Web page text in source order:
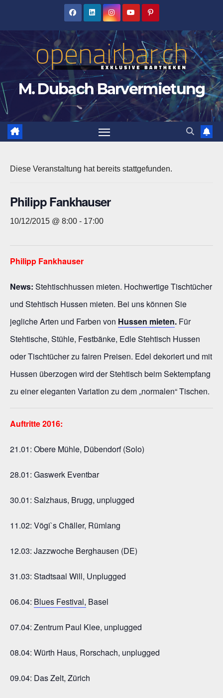
M. Dubach Barvermietung
Diese Veranstaltung hat bereits stattgefunden.
Philipp Fankhauser
10/12/2015 @ 8:00 - 17:00
Philipp Fankhauser
News: Stehtischhussen mieten. Hochwertige Tischtücher
und Stehtisch Hussen mieten. Bei uns können Sie
jegliche Arten und Farben von Hussen mieten. Für
Stehtische, Stühle, Festbänke, Edle Stehtisch Hussen
oder Tischtücher zu fairen Preisen. Edel dekoriert und mit
Hussen überzogen wird der Stehtisch beim Sektempfang
zu einer eleganten Variation zu dem „normalen“ Tischen.
Auftritte 2016:
21.01: Obere Mühle, Dübendorf (Solo)
28.01: Gaswerk Eventbar
30.01: Salzhaus, Brugg, unplugged
11.02: Vögi`s Chäller, Rümlang
12.03: Jazzwoche Berghausen (DE)
31.03: Stadtsaal Will, Unplugged
06.04: Blues Festival, Basel
07.04: Zentrum Paul Klee, unplugged
08.04: Würth Haus, Rorschach, unplugged
09.04: Das Zelt, Zürich